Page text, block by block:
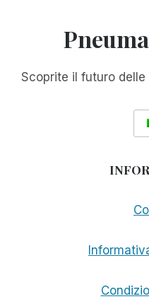
E
Scoprite il futuro